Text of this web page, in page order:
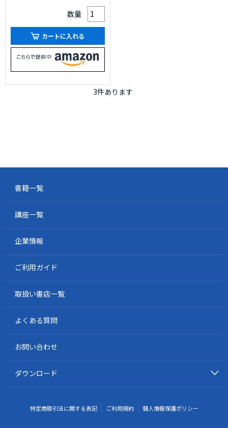
数量
カートに入れる
3件あります
書籍一覧
講座一覧
企業情報
ご利用ガイド
取扱い書店一覧
よくある質問
お問い合わせ
ダウンロード
特定商取引法に関する表記 ご利用規約 個人情報保護ポリシー